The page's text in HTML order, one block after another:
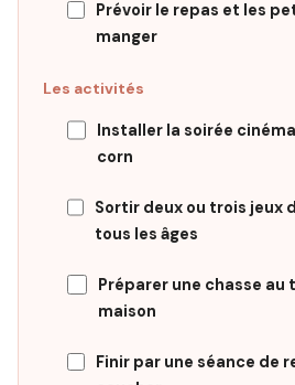
Prévoir le repas et les
manger
Les activités
Installer la soirée
corn
Sortir deux ou trois jeux
tous les âges
Préparer une chasse au
maison
Finir par une séance de